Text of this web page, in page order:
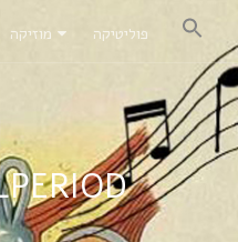
מוזיקה פוליטיקה